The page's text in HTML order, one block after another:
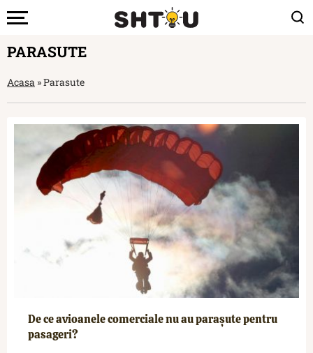
PARASUTE
Acasa »Parasute
De ce avioanele comerciale nu au parașute pentru
pasageri?